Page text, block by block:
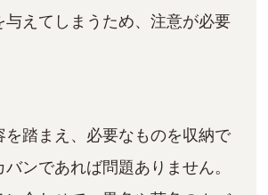
与えてしまうため、注意が必要
を踏まえ、必要なものを収納で
ンであれば問題ありません。